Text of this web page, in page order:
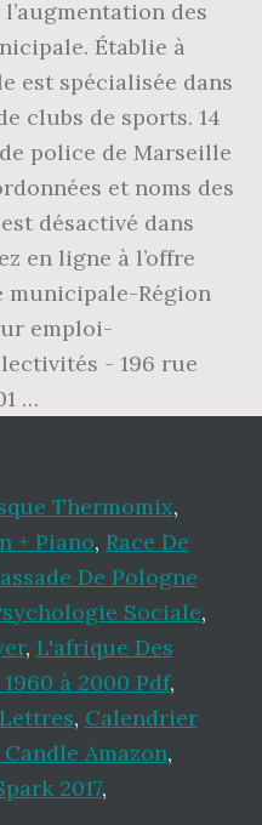
des
Établie à
est spécialisée dans
clubs de sports. 14
police de Marseille
et noms des
désactivé dans
en ligne à l’offre
municipale-Région
emploi-
- 196 rue
…
Thermomix,
+ Piano, Race De
De Pologne
Sociale,
, L'afrique Des
à 2000 Pdf,
, Calendrier
Amazon,
2017,